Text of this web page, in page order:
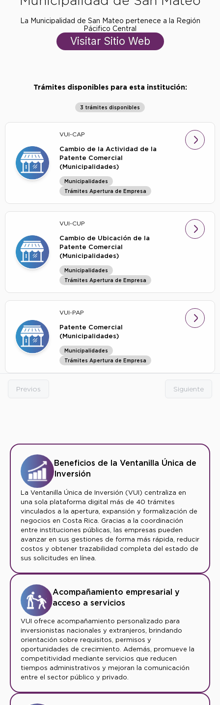
La Municipalidad de San Mateo pertenece a la Región
Pácifico Central
Visitar Sitio Web
Trámites disponibles para esta institución:
3 trámites disponibles
VUI-CAP
Cambio de la Actividad de la
Patente Comercial
(Municipalidades)
Municipalidades
Trámites Apertura de Empresa
VUI-CUP
Cambio de Ubicación de la
Patente Comercial
(Municipalidades)
Municipalidades
Trámites Apertura de Empresa
VUI-PAP
Patente Comercial
(Municipalidades)
Municipalidades
Trámites Apertura de Empresa
Previos Siguiente
Beneficios de la Ventanilla Única de
Inversión
La Ventanilla Única de Inversión (VUI) centraliza en
una sola plataforma digital más de 40 trámites
vinculados a la apertura, expansión y formalización de
negocios en Costa Rica. Gracias a la coordinación
entre instituciones públicas, las empresas pueden
avanzar en sus gestiones de forma más rápida, reducir
costos y obtener trazabilidad completa del estado de
sus solicitudes en línea.
Acompañamiento empresarial y
acceso a servicios
VUI ofrece acompañamiento personalizado para
inversionistas nacionales y extranjeros, brindando
orientación sobre requisitos, permisos y
oportunidades de crecimiento. Además, promueve la
competitividad mediante servicios que reducen
tiempos administrativos y mejoran la comunicación
entre el sector público y privado.